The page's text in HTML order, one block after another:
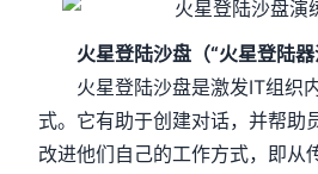
火星登陆沙盘（“火星登陆器
火星登陆沙盘是激发IT组织
式。它有助于创建对话，并帮助
改进他们自己的工作方式，即从